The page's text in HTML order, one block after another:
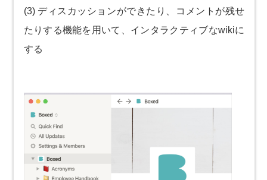
(3) ディスカッションができたり、コメントが残せ
たりする機能を用いて、インタラクティブなwikiに
する